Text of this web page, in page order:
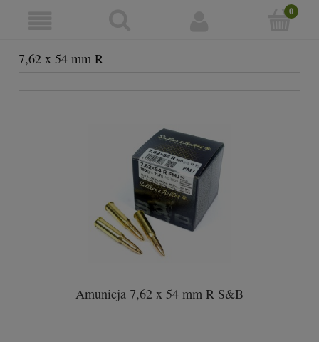
7,62 x 54 mm R
Amunicja 7,62 x 54 mm R S&B